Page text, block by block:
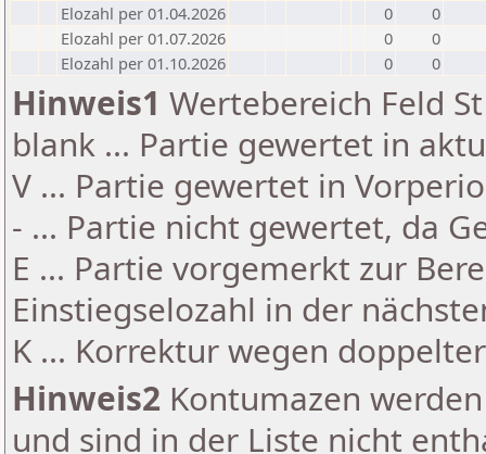
Elozahl per 01.04.2026
0
0
Elozahl per 01.07.2026
0
0
Elozahl per 01.10.2026
0 0
Hinweis1 Wertebereich Feld
blank ... Partie gewertet in
V ... Partie gewertet in
- ... Partie nicht gewertet, da
E ... Partie vorgemerkt zur
Einstiegselozahl in der
K ... Korrektur wegen
Hinweis2 Kontumazen
und sind in der Liste nicht